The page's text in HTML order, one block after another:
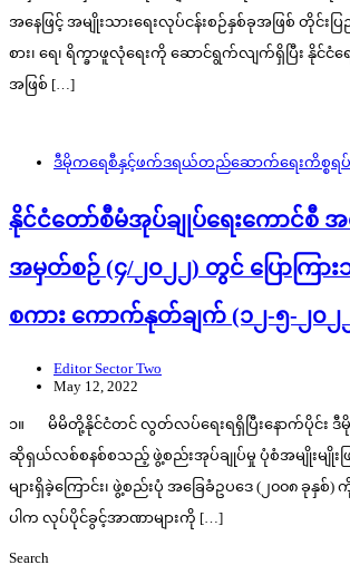
အနေဖြင့် အမျိုးသားရေးလုပ်ငန်းစဉ်နှစ်ခုအဖြစ် တိုင်းပ
စား၊ ရေ၊ ရိက္ခာဖူလုံရေးကို ဆောင်ရွက်လျက်ရှိပြီး နိုင်ငံရ
အဖြစ် […]
ဒီမိုကရေစီနှင့်ဖက်ဒရယ်တည်ဆောက်‌ရေးကိစ္စရပ်မ
နိုင်ငံတော်စီမံအုပ်ချုပ်ရေးကောင်စီ
အမှတ်စဉ် (၄/၂၀၂၂) တွင် ပြောကြ
စကား ကောက်နုတ်ချက် (၁၂-၅-၂၀၂
Editor Sector Two
May 12, 2022
၁။ မိမိတို့နိုင်ငံတင် လွတ်လပ်ရေးရရှိပြီးနောက်ပိုင်း ဒီမို
ဆိုရှယ်လစ်စနစ်စသည့် ဖွဲ့စည်းအုပ်ချုပ်မှု ပုံစံအမျိုးမျိုးဖ
များရှိခဲ့ကြောင်း၊ ဖွဲ့စည်းပုံ အခြေခံဥပဒေ (၂၀၀၈ ခု
ပါက လုပ်ပိုင်ခွင့်အာဏာများကို […]
Search